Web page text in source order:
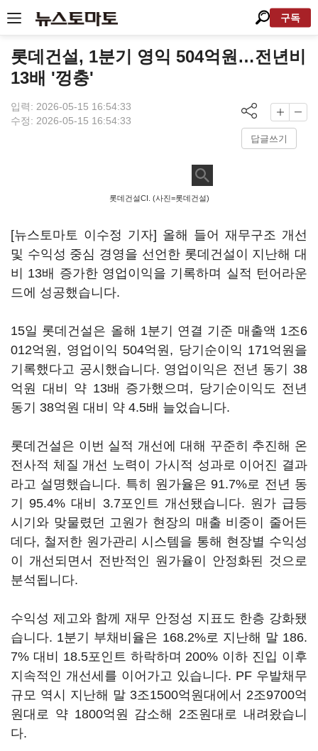
구독
롯데건설, 1분기 영익 504억원…전년비
13배 '껑충'
입력: 2026-05-15 16:54:33
수정: 2026-05-15 16:54:33
답글쓰기
롯데건설CI. (사진=롯데건설)
[뉴스토마토 이수정 기자] 올해 들어 재무구조 개선
및 수익성 중심 경영을 선언한 롯데건설이 지난해 대
비 13배 증가한 영업이익을 기록하며 실적 턴어라운
드에 성공했습니다.
15일 롯데건설은 올해 1분기 연결 기준 매출액 1조6
012억원, 영업이익 504억원, 당기순이익 171억원을
기록했다고 공시했습니다. 영업이익은 전년 동기 38
억원 대비 약 13배 증가했으며, 당기순이익도 전년
동기 38억원 대비 약 4.5배 늘었습니다.
롯데건설은 이번 실적 개선에 대해 꾸준히 추진해 온
전사적 체질 개선 노력이 가시적 성과로 이어진 결과
라고 설명했습니다. 특히 원가율은 91.7%로 전년 동
기 95.4% 대비 3.7포인트 개선됐습니다. 원가 급등
시기와 맞물렸던 고원가 현장의 매출 비중이 줄어든
데다, 철저한 원가관리 시스템을 통해 현장별 수익성
이 개선되면서 전반적인 원가율이 안정화된 것으로
분석됩니다.
수익성 제고와 함께 재무 안정성 지표도 한층 강화됐
습니다. 1분기 부채비율은 168.2%로 지난해 말 186.
7% 대비 18.5포인트 하락하며 200% 이하 진입 이후
지속적인 개선세를 이어가고 있습니다. PF 우발채무
규모 역시 지난해 말 3조1500억원대에서 2조9700억
원대로 약 1800억원 감소해 2조원대로 내려왔습니
다.